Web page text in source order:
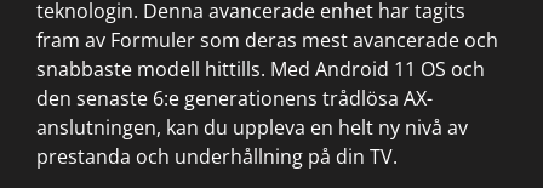
teknologin. Denna avancerade enhet har tagits
fram av Formuler som deras mest avancerade och
snabbaste modell hittills. Med Android 11 OS och
den senaste 6:e generationens trådlösa AX-
anslutningen, kan du uppleva en helt ny nivå av
prestanda och underhållning på din TV.